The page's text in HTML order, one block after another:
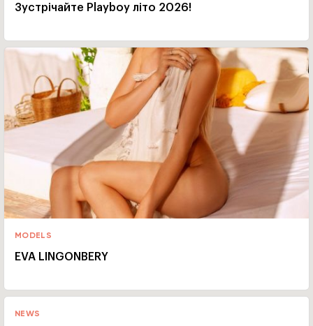
Зустрічайте Playboy літо 2026!
MODELS
EVA LINGONBERY
NEWS